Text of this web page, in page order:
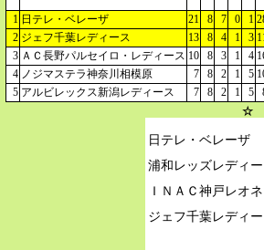
1 日テレ・ベレーザ 21 8 7 0 1
2 ジェフ千葉レディース 13 8 4 1 3
3 ＡＣ長野パルセイロ・レディース 10 8 3 1 4
4 ノジマステラ神奈川相模原 7 8 2 1 5
5 アルビレックス新潟レディース 7 8 2 1 5
☆
日テレ・ベレーザ
浦和レッズレディ
ＩＮＡＣ神戸レオ